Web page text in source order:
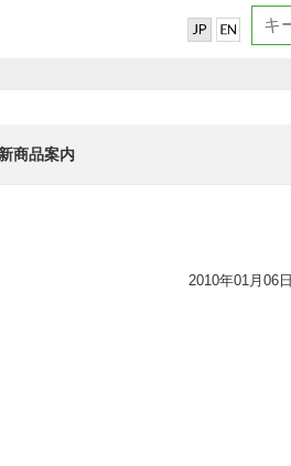
新商品案内
2010年01月06日